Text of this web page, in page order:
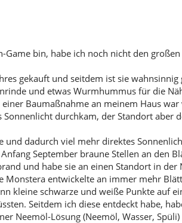
Game bin, habe ich noch nicht den
gekauft und seitdem ist sie wahnsinnig
und etwas Wurmhummus für die
Baumaßnahme an meinem Haus
durchkam, der Standort aber
und dadurch viel mehr direktes
September braune Stellen an den
und habe sie an einen Standort in
Monstera entwickelte an immer mehr
kleine schwarze und weiße Punkte auf
Seitdem ich diese entdeckt habe,
Neemöl-Lösung (Neemöl, Wasser,